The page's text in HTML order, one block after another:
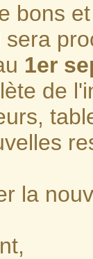
bons
1er
de
la